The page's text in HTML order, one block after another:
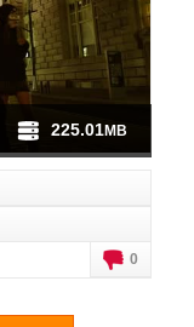
225.01MB
0